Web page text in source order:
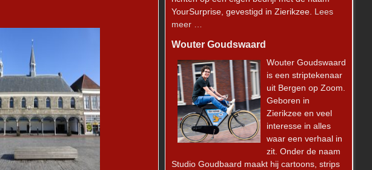
YourSurprise, gevestigd in Zierikzee. Lees
meer …
Wouter Goudswaard
Wouter Goudswaard
is een striptekenaar
uit Bergen op Zoom.
Geboren in
Zierikzee en veel
interesse in alles
waar een verhaal in
zit. Onder de naam
Studio Goudbaard maakt hij cartoons, strips